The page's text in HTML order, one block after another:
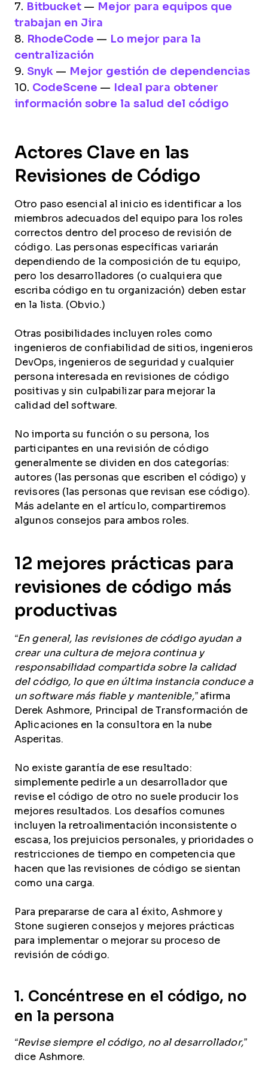
7. Bitbucket — Mejor para equipos que
trabajan en Jira
8. RhodeCode — Lo mejor para la
centralización
9. Snyk — Mejor gestión de dependencias
10. CodeScene —
Ideal para obtener
información sobre la salud del código
Actores Clave en las
Revisiones de Código
Otro paso esencial al inicio es identificar a los
miembros adecuados del equipo para los roles
correctos dentro del proceso de revisión de
código. Las personas específicas variarán
dependiendo de la composición de tu equipo,
pero los desarrolladores (o cualquiera que
escriba código en tu organización) deben estar
en la lista. (Obvio.)
Otras posibilidades incluyen roles como
ingenieros de confiabilidad de sitios, ingenieros
DevOps, ingenieros de seguridad y cualquier
persona interesada en revisiones de código
positivas y sin culpabilizar para mejorar la
calidad del software.
No importa su función o su persona, los
participantes en una revisión de código
generalmente se dividen en dos categorías:
autores (las personas que escriben el código) y
revisores (las personas que revisan ese código).
Más adelante en el artículo, compartiremos
algunos consejos para ambos roles.
12 mejores prácticas para
revisiones de código más
productivas
“En general, las revisiones de código ayudan a
crear una cultura de mejora continua y
responsabilidad compartida sobre la calidad
del código, lo que en última instancia conduce a
un software más fiable y mantenible,” afirma
Derek Ashmore, Principal de Transformación de
Aplicaciones en la consultora en la nube
Asperitas.
No existe garantía de ese resultado:
simplemente pedirle a un desarrollador que
revise el código de otro no suele producir los
mejores resultados. Los desafíos comunes
incluyen la retroalimentación inconsistente o
escasa, los prejuicios personales, y prioridades o
restricciones de tiempo en competencia que
hacen que las revisiones de código se sientan
como una carga.
Para prepararse de cara al éxito, Ashmore y
Stone sugieren consejos y mejores prácticas
para implementar o mejorar su proceso de
revisión de código.
1. Concéntrese en el código, no
en la persona
“Revise siempre el código, no al desarrollador,”
dice Ashmore.